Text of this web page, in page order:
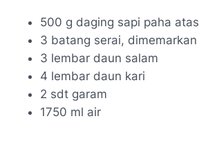
500 g daging sapi paha atas
3 batang serai, dimemarkan
3 lembar daun salam
4 lembar daun kari
2 sdt garam
1750 ml air